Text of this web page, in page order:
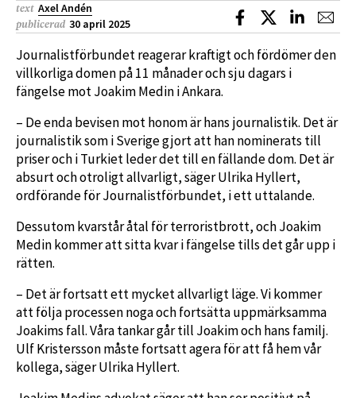
text Axel Andén
publicerad 30 april 2025
Dela på Facebook
Dela på XDela på
Journalistförbundet reagerar kraftigt och fördömer den
villkorliga domen på 11 månader och sju dagars i
fängelse mot Joakim Medin i Ankara.
– De enda bevisen mot honom är hans journalistik. Det är
journalistik som i Sverige gjort att han nominerats till
priser och i Turkiet leder det till en fällande dom. Det är
absurt och otroligt allvarligt, säger Ulrika Hyllert,
ordförande för Journalistförbundet, i ett uttalande.
Dessutom kvarstår åtal för terroristbrott, och Joakim
Medin kommer att sitta kvar i fängelse tills det går upp i
rätten.
– Det är fortsatt ett mycket allvarligt läge. Vi kommer
att följa processen noga och fortsätta uppmärksamma
Joakims fall. Våra tankar går till Joakim och hans familj.
Ulf Kristersson måste fortsatt agera för att få hem vår
kollega, säger Ulrika Hyllert.